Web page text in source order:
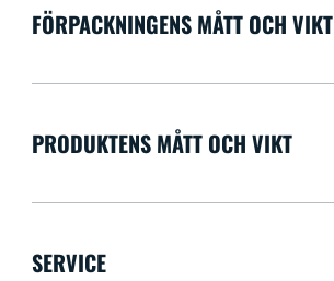
FÖRPACKNINGENS MÅTT OCH VIKT
PRODUKTENS MÅTT OCH VIKT
SERVICE